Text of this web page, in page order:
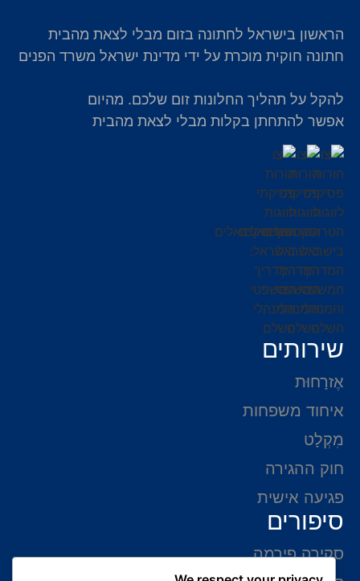
הראשון בישראל לחתונה בזום מבלי לצאת מהבית
חתונה חוקית מוכרת על ידי מדינת ישראל משרד הפנים
להקל על תהליך החלונות זום שלכם. מהיום
אפשר להתחתן בקלות מבלי לצאת מהבית
שירותים
אֶזרָחוּת
איחוד משפחות
מִקְלָט
חוק ההגירה
פגיעה אישית
סיפורים
סקירה פירמה